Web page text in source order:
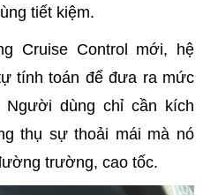
tiết kiệm.
Cruise Control mới, hệ
tính toán để đưa ra mức
Người dùng chỉ cần kích
thụ sự thoải mái mà nó
trường, cao tốc.